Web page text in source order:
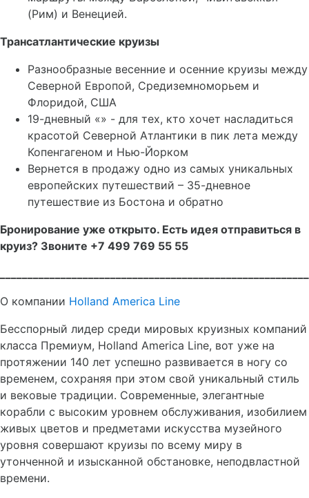
(Рим) и Венецией.
Трансатлантические круизы
Разнообразные весенние и осенние круизы между
Северной Европой, Средиземноморьем и
Флоридой, США
19-дневный «» - для тех, кто хочет насладиться
красотой Северной Атлантики в пик лета между
Копенгагеном и Нью-Йорком
Вернется в продажу одно из самых уникальных
европейских путешествий – 35-дневное
путешествие из Бостона и обратно
Бронирование уже открыто. Есть идея отправиться в
круиз? Звоните +7 499 769 55 55
О компании Holland America Line
Бесспорный лидер среди мировых круизных компаний
класса Премиум, Holland America Line, вот уже на
протяжении 140 лет успешно развивается в ногу со
временем, сохраняя при этом свой уникальный стиль
и вековые традиции. Современные, элегантные
корабли с высоким уровнем обслуживания, изобилием
живых цветов и предметами искусства музейного
уровня совершают круизы по всему миру в
утонченной и изысканной обстановке, неподвластной
времени.